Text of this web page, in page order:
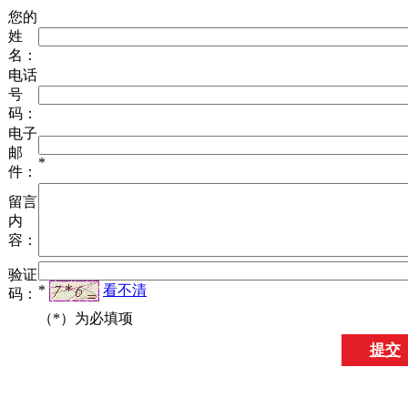
您的
姓
名：
电话
号
码：
电子
邮
件：
*
留言
内
容：
验证
码： *
看不清
（*）为必填项
提交